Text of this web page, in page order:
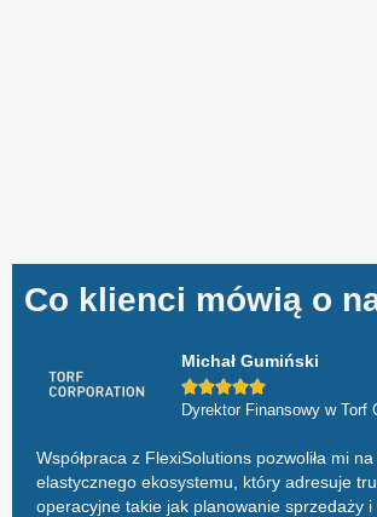
Co klienci mówią o
Michał Gumiński

Dyrektor Finansowy w Torf
Współpraca z FlexiSolutions pozwoliła mi
elastycznego ekosystemu, który adresuje
operacyjne takie jak planowanie sprzedaży